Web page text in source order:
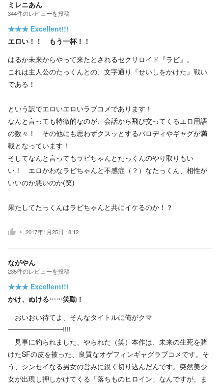
ミレニあん
344件のレビューを投稿
★★★ Excellent!!!
エロい！！ もう一杯！！
はるか未来からやって来たとされるセクサロイド『ラビ』。
これは主人公のたっくんとの、文字通り『せいしをかけた』戦い
である！
という訳でエロいエロいラブコメであります！
なんと言っても特徴的なのが、会話から飛び交ってくるエロ用語
の数々！ その他にも思わずクスッとするパロディやギャグが満
載となっています！
そしてなんと言ってもラビちゃんとたっくんのやり取りもい
い！ エロかわなラビちゃんと不感症（？）なたっくん、相性が
いいのか悪いのか(笑)
果たしてたっくんはラビちゃんと共にイケるのか！？
2017年1月25日 18:12
ながやん
235件のレビューを投稿
★★★ Excellent!!!
かけ、ぬける……笑動！
おいおい待てよ、そんなタイトルに俺がクマ
――――――――!!!!
見事に釣られました、やられた（笑）本作は、未来の生死を賭
けたSFの皮を被った、良質なオゲフィンギャグラブコメです。そ
う、シンセイなる男女の営みに鋭く切り込んだんです。突然美少
女が出現し押しかけてくる「落ちものヒロイン」なんですが、ま